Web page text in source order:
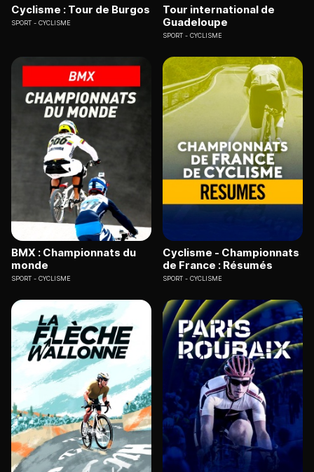
Cyclisme : Tour de Burgos
SPORT CYCLISME
Tour international de
Guadeloupe
SPORT CYCLISME
BMX : Championnats du
monde
SPORT CYCLISME
Cyclisme - Championnats
de France : Résumés
SPORT CYCLISME